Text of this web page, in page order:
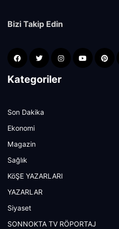
Bizi Takip Edin
Kategoriler
Son Dakika
Ekonomi
Magazin
Sağlık
KöŞE YAZARLARI
YAZARLAR
Siyaset
SONNOKTA TV RÖPORTAJ